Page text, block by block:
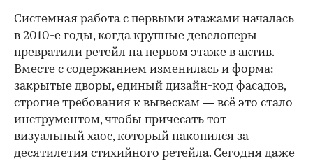
Системная работа с первыми этажами началась
в 2010-е годы, когда крупные девелоперы
превратили ретейл на первом этаже в актив.
Вместе с содержанием изменилась и форма:
закрытые дворы, единый дизайн-код фасадов,
строгие требования к вывескам — всё это стало
инструментом, чтобы причесать тот
визуальный хаос, который накопился за
десятилетия стихийного ретейла. Сегодня даже